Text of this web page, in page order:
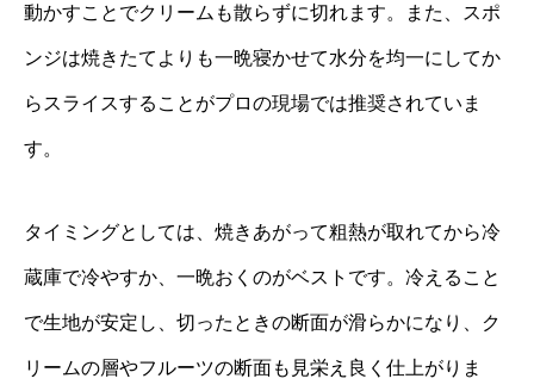
動かすことでクリームも散らずに切れます。また、スポ
ンジは焼きたてよりも一晩寝かせて水分を均一にしてか
らスライスすることがプロの現場では推奨されていま
す。
タイミングとしては、焼きあがって粗熱が取れてから冷
蔵庫で冷やすか、一晩おくのがベストです。冷えること
で生地が安定し、切ったときの断面が滑らかになり、ク
リームの層やフルーツの断面も見栄え良く仕上がりま